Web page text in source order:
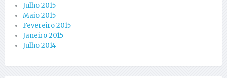
Julho 2015
Maio 2015
Fevereiro 2015
Janeiro 2015
Julho 2014